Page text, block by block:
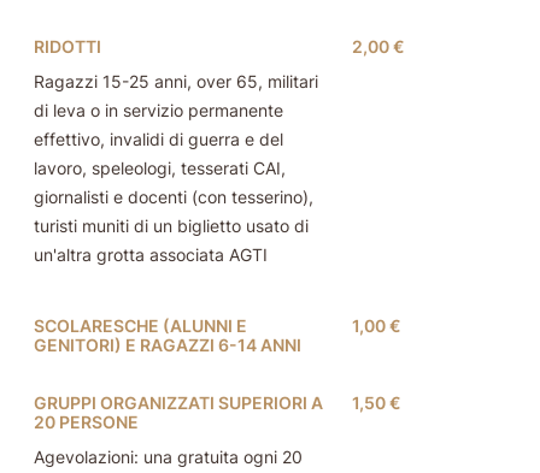
RIDOTTI
Ragazzi 15-25 anni, over 65, militari
di leva o in servizio permanente
effettivo, invalidi di guerra e del
lavoro, speleologi, tesserati CAI,
giornalisti e docenti (con tesserino),
turisti muniti di un biglietto usato di
un'altra grotta associata AGTI
2,00 €
SCOLARESCHE (ALUNNI E
GENITORI) E RAGAZZI 6-14 ANNI
1,00 €
GRUPPI ORGANIZZATI SUPERIORI A
20 PERSONE
Agevolazioni: una gratuita ogni 20
1,50 €